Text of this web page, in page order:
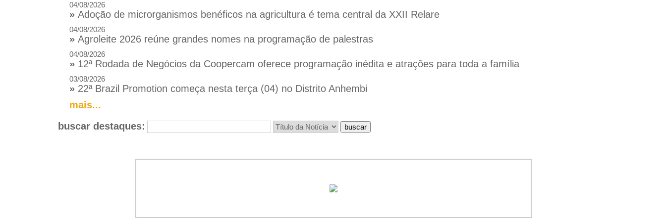
04/08/2026
» Adoção de microrganismos benéficos na agricultura é tema central da XXII Relare
04/08/2026
» Agroleite 2026 reúne grandes nomes na programação de palestras
04/08/2026
» 12ª Rodada de Negócios da Coopercam oferece programação inédita e atrações para toda a família
03/08/2026
» 22ª Brazil Promotion começa nesta terça (04) no Distrito Anhembi
mais...
buscar destaques: